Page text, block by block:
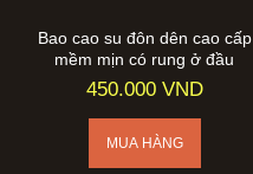
Bao cao su đôn dên cao cấp
mềm mịn có rung ở đầu
450.000 VND